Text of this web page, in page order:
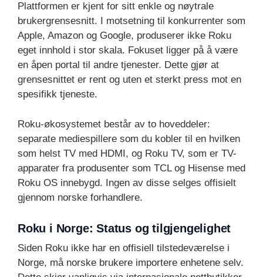
Plattformen er kjent for sitt enkle og nøytrale
brukergrensesnitt. I motsetning til konkurrenter som
Apple, Amazon og Google, produserer ikke Roku
eget innhold i stor skala. Fokuset ligger på å være
en åpen portal til andre tjenester. Dette gjør at
grensesnittet er rent og uten et sterkt press mot en
spesifikk tjeneste.
Roku-økosystemet består av to hoveddeler:
separate mediespillere som du kobler til en hvilken
som helst TV med HDMI, og Roku TV, som er TV-
apparater fra produsenter som TCL og Hisense med
Roku OS innebygd. Ingen av disse selges offisielt
gjennom norske forhandlere.
Roku i Norge: Status og tilgjengelighet
Siden Roku ikke har en offisiell tilstedeværelse i
Norge, må norske brukere importere enhetene selv.